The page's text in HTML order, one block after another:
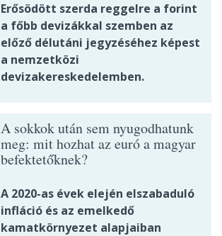
Erősödött szerda reggelre a forint
a főbb devizákkal szemben az
előző délutáni jegyzéséhez képest
a nemzetközi
devizakereskedelemben.
A sokkok után sem nyugodhatunk
meg: mit hozhat az euró a magyar
befektetőknek?
A 2020-as évek elején elszabaduló
infláció és az emelkedő
kamatkörnyezet alapjaiban